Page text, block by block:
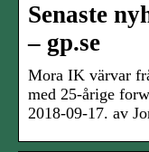
Senaste
– gp.se
Mora IK värvar
med 25-årige
2018-09-17. av